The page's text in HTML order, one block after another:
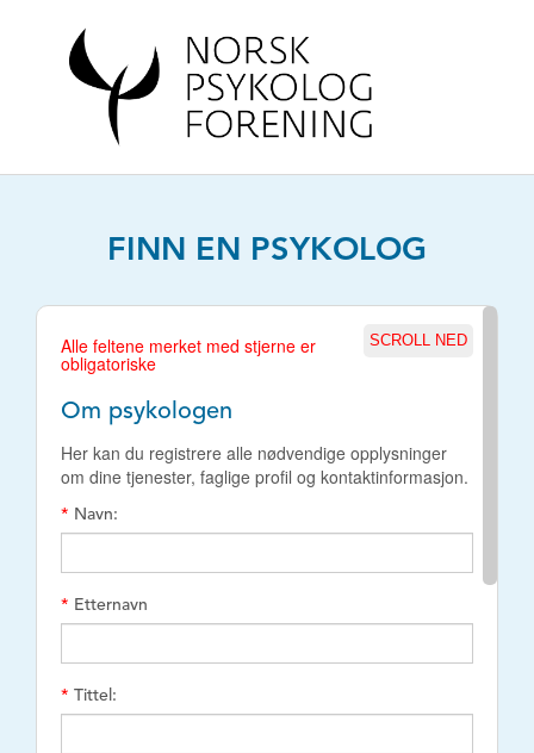
FINN EN PSYKOLOG
SCROLL NED
Alle feltene merket med stjerne er
obligatoriske
Om psykologen
Her kan du registrere alle nødvendige opplysninger
om dine tjenester, faglige profil og kontaktinformasjon.
* Navn:
* Etternavn
* Tittel: